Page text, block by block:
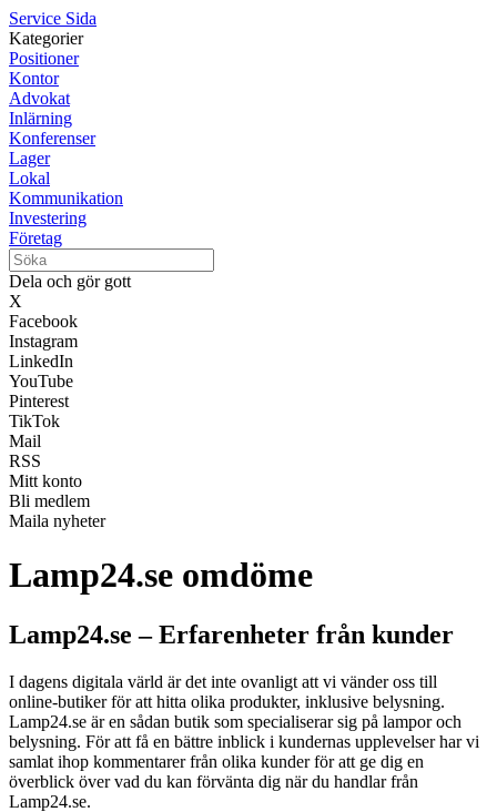
Service Sida
Kategorier
Positioner
Kontor
Advokat
Inlärning
Konferenser
Lager
Lokal
Kommunikation
Investering
Företag
Dela och gör gott
X
Facebook
Instagram
LinkedIn
YouTube
Pinterest
TikTok
Mail
RSS
Mitt konto
Bli medlem
Maila nyheter
Lamp24.se omdöme
Lamp24.se – Erfarenheter från kunder
I dagens digitala värld är det inte ovanligt att vi vänder oss till
online-butiker för att hitta olika produkter, inklusive belysning.
Lamp24.se är en sådan butik som specialiserar sig på lampor och
belysning. För att få en bättre inblick i kundernas upplevelser har vi
samlat ihop kommentarer från olika kunder för att ge dig en
överblick över vad du kan förvänta dig när du handlar från
Lamp24.se.